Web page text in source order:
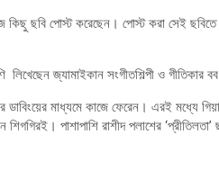
কিছু ছবি পোস্ট করেছেন। পোস্ট করা সেই ছবিতে
লিখেছেন জ্যামাইকান সংগীতশিল্পী ও
ডাবিংয়ের মাধ্যমে কাজে ফেরেন। এরই মধ্যে
শিগগিরই। পাশাপাশি রাশীদ পলাশের